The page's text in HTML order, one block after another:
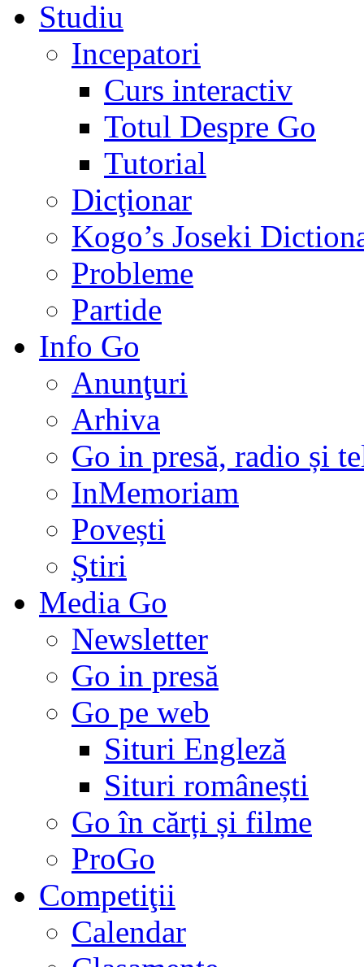
Studiu
Incepatori
Curs interactiv
Totul Despre Go
Tutorial
Dicţionar
Kogo’s Joseki
Probleme
Partide
Info Go
Anunţuri
Arhiva
Go in presă, radio și
InMemoriam
Povești
Ştiri
Media Go
Newsletter
Go in presă
Go pe web
Situri Engleză
Situri românești
Go în cărți și filme
ProGo
Competiţii
Calendar